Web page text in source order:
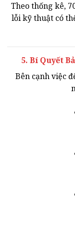
Theo thống kê,
lỗi kỹ thuật có
5. Bí Quyết
Bên cạnh việc